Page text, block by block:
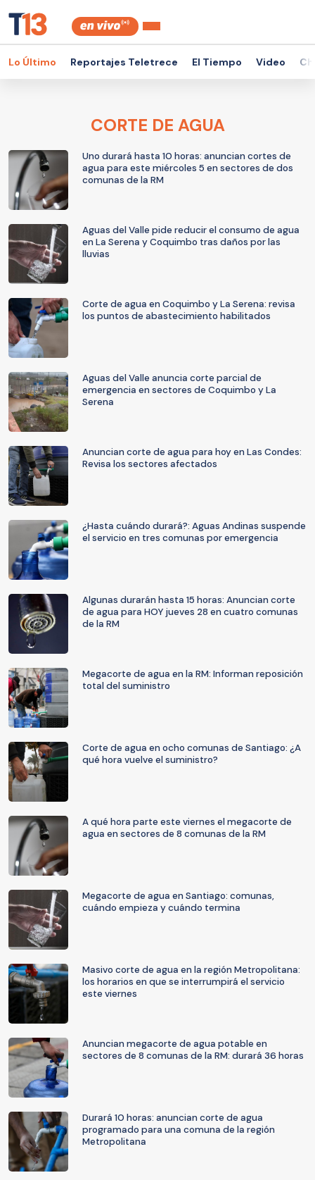
Lo Último Reportajes Teletrece El Tiempo Video
CORTE DE AGUA
Uno durará hasta 10 horas: anuncian cortes de
agua para este miércoles 5 en sectores de dos
comunas de la RM
Aguas del Valle pide reducir el consumo de agua
en La Serena y Coquimbo tras daños por las
lluvias
Corte de agua en Coquimbo y La Serena: revisa
los puntos de abastecimiento habilitados
Aguas del Valle anuncia corte parcial de
emergencia en sectores de Coquimbo y La
Serena
Anuncian corte de agua para hoy en Las Condes:
Revisa los sectores afectados
¿Hasta cuándo durará?: Aguas Andinas suspende
el servicio en tres comunas por emergencia
Algunas durarán hasta 15 horas: Anuncian corte
de agua para HOY jueves 28 en cuatro comunas
de la RM
Megacorte de agua en la RM: Informan reposición
total del suministro
Corte de agua en ocho comunas de Santiago: ¿A
qué hora vuelve el suministro?
A qué hora parte este viernes el megacorte de
agua en sectores de 8 comunas de la RM
Megacorte de agua en Santiago: comunas,
cuándo empieza y cuándo termina
Masivo corte de agua en la región Metropolitana:
los horarios en que se interrumpirá el servicio
este viernes
Anuncian megacorte de agua potable en
sectores de 8 comunas de la RM: durará 36 horas
Durará 10 horas: anuncian corte de agua
programado para una comuna de la región
Metropolitana